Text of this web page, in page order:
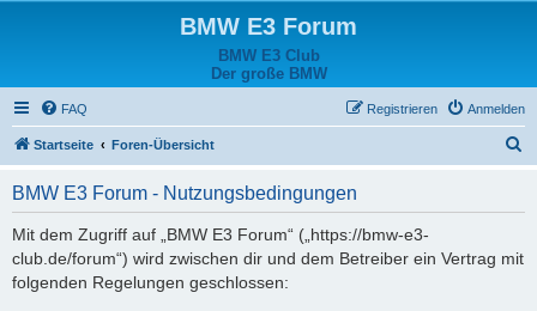
BMW E3 Forum
BMW E3 Club
Der große BMW
FAQ Anmelden
Registrieren
Startseite Foren-Übersicht
BMW E3 Forum - Nutzungsbedingungen
Mit dem Zugriff auf „BMW E3 Forum“ („https://bmw-e3-
club.de/forum“) wird zwischen dir und dem Betreiber ein Vertrag mit
folgenden Regelungen geschlossen: